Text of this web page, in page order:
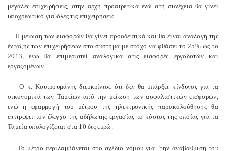
μεγάλες επιχειρήσεις, στην αρχή προαιρετικά ενώ στη συνέχεια θα γίνει
υποχρεωτικό για όλες τις επιχειρήσεις.
Η μείωση των εισφορών θα γίνει προοδευτικά και θα είναι ανάλογη της
ένταξης των επιχειρήσεων στο σύστημα με στόχο να φθάσει το 25% ως το
2013, ενώ θα επιμεριστεί αναλογικά στις εισφορές εργοδοτών και
εργαζομένων.
Ο κ. Κουτρουμάνης διευκρίνισε ότι δεν θα υπάρξει κίνδυνος για τα
οικονομικά των Ταμείων από την μείωση των ασφαλιστικών εισφορών,
ενώ η εφαρμογή του μέτρου της ηλεκτρονικής παρακολούθησης θα
επιτρέψει τον έλεγχο της αδήλωτης εργασίας το κόστος της οποίας για τα
Ταμεία υπολογίζεται στα 10 δις ευρώ.
Το μέτρο περιλαμβάνεται στο σχέδιο νόμου για "την αναβάθμιση του